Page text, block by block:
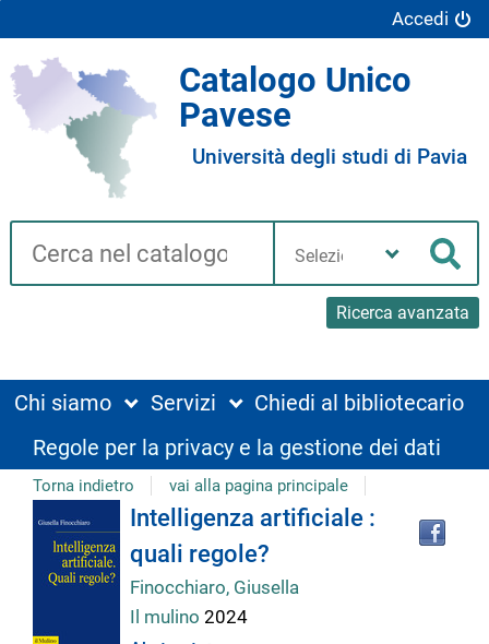
Accedi
Catalogo Unico
Pavese
Università degli studi di Pavia
Cerca su "Catalogo"
Ricerca avanzata
biblioteca
Chi siamo Servizi
Chiedi al bibliotecario
Regole per la privacy e la gestione dei dati
Torna indietro vai alla pagina principale
Dettaglio
del
Intelligenza artificiale :
quali regole?
Finocchiaro, Giusella
Il mulino 2024